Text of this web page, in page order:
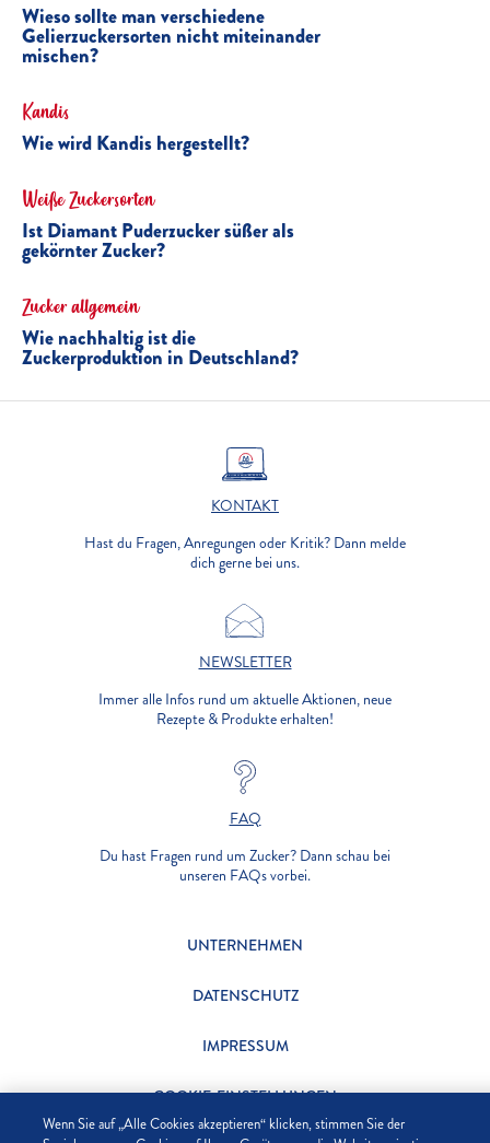
Wieso sollte man verschiedene
Gelierzuckersorten nicht miteinander
mischen?
Kandis
Wie wird Kandis hergestellt?
Weiße Zuckersorten
Ist Diamant Puderzucker süßer als
gekörnter Zucker?
Zucker allgemein
Wie nachhaltig ist die
Zuckerproduktion in Deutschland?
KONTAKT
Hast du Fragen, Anregungen oder Kritik? Dann melde
dich gerne bei uns.
NEWSLETTER
Immer alle Infos rund um aktuelle Aktionen, neue
Rezepte & Produkte erhalten!
FAQ
Du hast Fragen rund um Zucker? Dann schau bei
unseren FAQs vorbei.
UNTERNEHMEN
DATENSCHUTZ
IMPRESSUM
COOKIE-EINSTELLUNGEN
Wenn Sie auf „Alle Cookies akzeptieren“ klicken, stimmen Sie der